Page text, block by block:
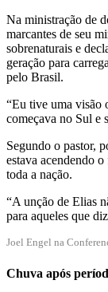
Na ministração de
marcantes de seu
sobrenaturais e
geração para
pelo Brasil.
“Eu tive uma visão
começava no Sul e
Segundo o pastor,
estava acendendo
toda a nação.
“A unção de Elias
para aqueles que
Joel Engel na
Chuva após